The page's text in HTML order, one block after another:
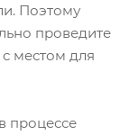
Поэтому
проведите
местом для
процессе